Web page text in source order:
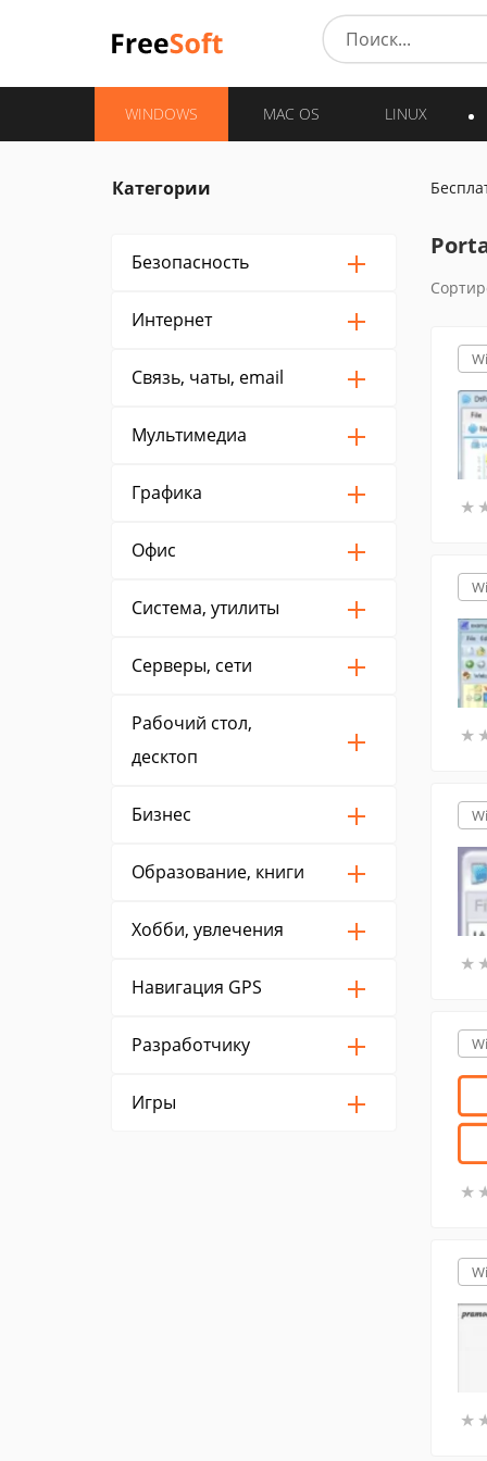
WINDOWS MAC OS LINUX
Категории
Безопасность
Интернет
Связь, чаты, email
Мультимедиа
Графика
Офис
Система, утилиты
Серверы, сети
Рабочий стол,
десктоп
Бизнес
Образование, книги
Хобби, увлечения
Навигация GPS
Разработчику
Игры
★
★
★
★
★
★
★
★
★
★